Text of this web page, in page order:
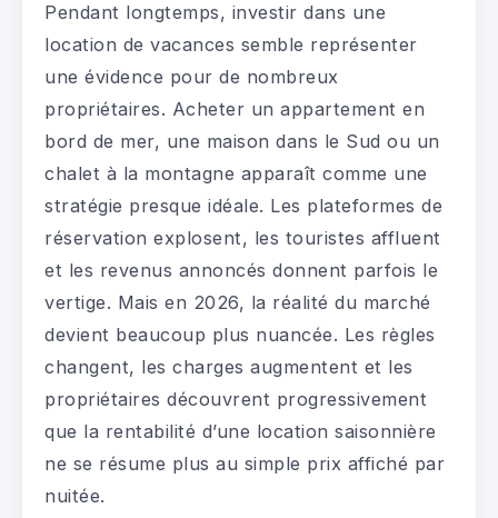
Pendant longtemps, investir dans une
location de vacances semble représenter
une évidence pour de nombreux
propriétaires. Acheter un appartement en
bord de mer, une maison dans le Sud ou un
chalet à la montagne apparaît comme une
stratégie presque idéale. Les plateformes de
réservation explosent, les touristes affluent
et les revenus annoncés donnent parfois le
vertige. Mais en 2026, la réalité du marché
devient beaucoup plus nuancée. Les règles
changent, les charges augmentent et les
propriétaires découvrent progressivement
que la rentabilité d’une location saisonnière
ne se résume plus au simple prix affiché par
nuitée.